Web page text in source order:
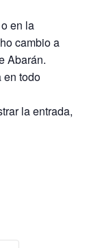
en la
cambio a
Abarán.
en todo
la entrada,